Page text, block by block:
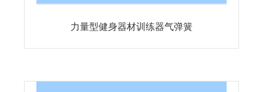
力量型健身器材训练器气弹簧